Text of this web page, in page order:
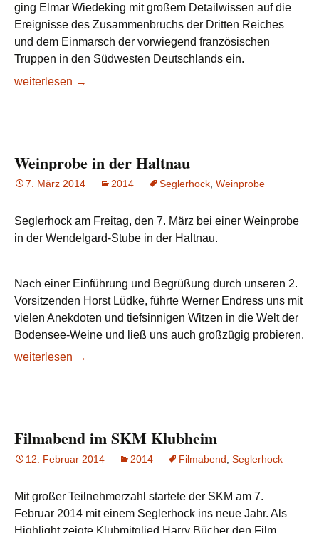
ging Elmar Wiedeking mit großem Detailwissen auf die
Ereignisse des Zusammenbruchs der Dritten Reiches
und dem Einmarsch der vorwiegend französischen
Truppen in den Südwesten Deutschlands ein.
Seglerhock
weiterlesen →
Weinprobe in der Haltnau
7. März 2014 2014 Seglerhock Weinprobe
Seglerhock am Freitag, den 7. März bei einer Weinprobe
in der Wendelgard-Stube in der Haltnau.
Nach einer Einführung und Begrüßung durch unseren 2.
Vorsitzenden Horst Lüdke, führte Werner Endress uns mit
vielen Anekdoten und tiefsinnigen Witzen in die Welt der
Bodensee-Weine und ließ uns auch großzügig probieren.
Weinprobe
weiterlesen →
Filmabend im SKM Klubheim
12. Februar 2014 2014 Filmabend, Seglerhock
Mit großer Teilnehmerzahl startete der SKM am 7.
Februar 2014 mit einem Seglerhock ins neue Jahr. Als